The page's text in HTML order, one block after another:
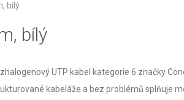
bílý
bílý
UTP kabel kategorie 6 značky
kabeláže a bez problémů splňuje